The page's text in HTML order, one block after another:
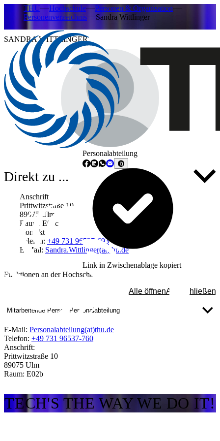
THU Hochschule
Personen & Organisation
Personenverzeichnis
Sandra Wittlinger
SANDRA WITTLINGER
Personalabteilung
Link in Zwischenablage kopiert
Direkt zu ...
Anschrift
Prittwitzstraße 10
89075 Ulm
Raum: E02c
Kontakt
Telefon: +49 731 96537-693
E-Mail: Sandra.Wittlinger(at)thu.de
Funktionen an der Hochschule
Alle öffnenAlle schließen
Mitarbeitende Person Personalabteilung
E-Mail: Personalabteilung(at)thu.de
Telefon: +49 731 96537-760
Anschrift:
Prittwitzstraße 10
89075 Ulm
Raum: E02b
TECH'S THE WAY WE DO IT!